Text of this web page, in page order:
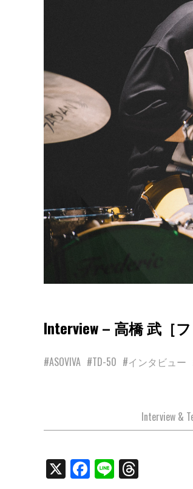
Interview – 高橋 武［
#ASOVIVA #TD-50 #インタビュー
Interview &
X Facebook
Line